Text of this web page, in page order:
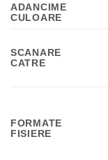
ADANCIME
CULOARE
SCANARE
CATRE
FORMATE
FISIERE